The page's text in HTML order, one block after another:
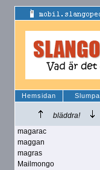
Hemsidan Slumpa
bläddra!
magarac
maggan
magras
Mailmongo